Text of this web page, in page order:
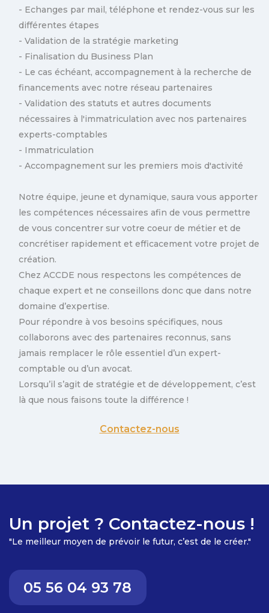
- Echanges par mail, téléphone et rendez-vous sur les
différentes étapes
- Validation de la stratégie marketing
- Finalisation du Business Plan
- Le cas échéant, accompagnement à la recherche de
financements avec notre réseau partenaires
- Validation des statuts et autres documents
nécessaires à l'immatriculation avec nos partenaires
experts-comptables
- Immatriculation
- Accompagnement sur les premiers mois d'activité
Notre équipe, jeune et dynamique, saura vous apporter
les compétences nécessaires afin de vous permettre
de vous concentrer sur votre coeur de métier et de
concrétiser rapidement et efficacement votre projet de
création.
Chez ACCDE nous respectons les compétences de
chaque expert et ne conseillons donc que dans notre
domaine d’expertise.
Pour répondre à vos besoins spécifiques, nous
collaborons avec des partenaires reconnus, sans
jamais remplacer le rôle essentiel d’un expert-
comptable ou d’un avocat.
Lorsqu’il s’agit de stratégie et de développement, c’est
là que nous faisons toute la différence !
Contactez-nous
Un projet ? Contactez-nous !
"Le meilleur moyen de prévoir le futur, c’est de le créer."
05 56 04 93 78